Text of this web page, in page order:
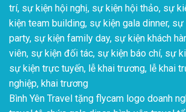
trí, sự kiện hội nghị, sự kiện hội thảo, sự
kiện team building, sự kiện gala dinner,
party, sự kiện family day, sự kiện khách
viên, sự kiện đối tác, sự kiện báo chí, sự
sự kiện trực tuyến, lễ khai trương, lễ khai
nghiệp, khai trương
Bình Yên Travel tặng flycam logo doanh